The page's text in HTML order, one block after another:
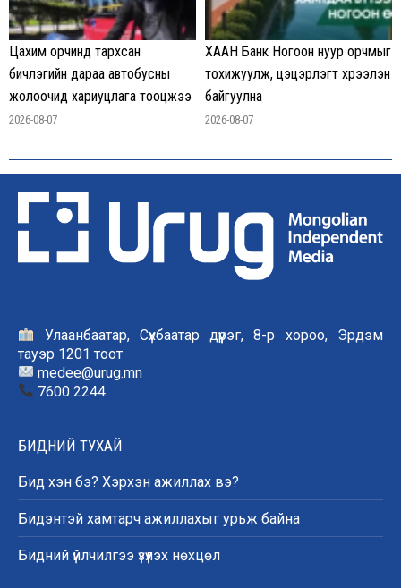
Цахим орчинд тархсан
бичлэгийн дараа автобусны
жолоочид хариуцлага тооцжээ
2026-08-07
ХААН Банк Ногоон нуур орчмыг
тохижуулж, цэцэрлэгт хүрээлэн
байгуулна
2026-08-07
Улаанбаатар, Сүхбаатар дүүрэг, 8-р хороо, Эрдэм
тауэр 1201 тоот
medee@urug.mn
7600 2244
БИДНИЙ ТУХАЙ
Бид хэн бэ? Хэрхэн ажиллах вэ?
Бидэнтэй хамтарч ажиллахыг урьж байна
Бидний үйлчилгээ үзүүлэх нөхцөл